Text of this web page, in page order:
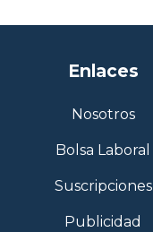
Enlaces
Nosotros
Bolsa Laboral
Suscripciones
Publicidad